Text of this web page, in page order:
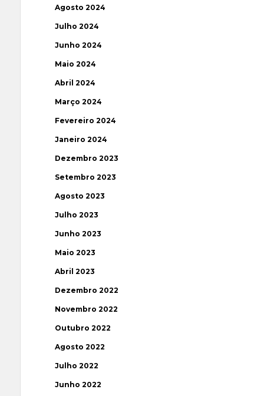
Agosto 2024
Julho 2024
Junho 2024
Maio 2024
Abril 2024
Março 2024
Fevereiro 2024
Janeiro 2024
Dezembro 2023
Setembro 2023
Agosto 2023
Julho 2023
Junho 2023
Maio 2023
Abril 2023
Dezembro 2022
Novembro 2022
Outubro 2022
Agosto 2022
Julho 2022
Junho 2022